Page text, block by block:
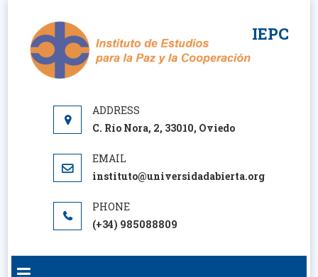
contenido
IEPC
C. Río Nora, 2, 33010, Oviedo
instituto@universidadabierta.org
(+34) 985088809